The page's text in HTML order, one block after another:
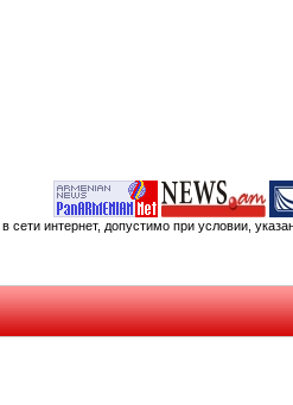
интернет, допустимо при условии,